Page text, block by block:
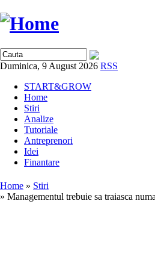
Duminica, 9 August 2026 RSS
START&GROW
Home
Stiri
Analize
Tutoriale
Antreprenori
Idei
Finantare
Home » Stiri
» Managementul trebuie sa traiasca